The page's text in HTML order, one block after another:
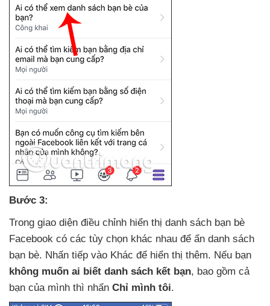
Bước 3:
Trong giao diện điều chỉnh hiển thị danh sách bạn bè
Facebook có các tùy chọn khác nhau để ẩn danh sách
bạn bè. Nhấn tiếp vào Khác để hiển thị thêm. Nếu bạn
không muốn ai biết danh sách kết bạn, bao gồm cả
bạn của mình thì nhấn Chỉ mình tôi.